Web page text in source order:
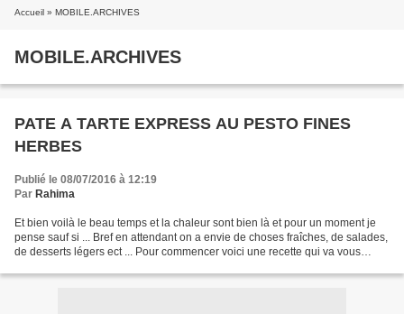
Accueil » MOBILE.ARCHIVES
MOBILE.ARCHIVES
PATE A TARTE EXPRESS AU PESTO FINES
HERBES
Publié le 08/07/2016 à 12:19
Par Rahima
Et bien voilà le beau temps et la chaleur sont bien là et pour un moment je
pense sauf si ... Bref en attendant on a envie de choses fraîches, de salades,
de desserts légers ect ... Pour commencer voici une recette qui va vous